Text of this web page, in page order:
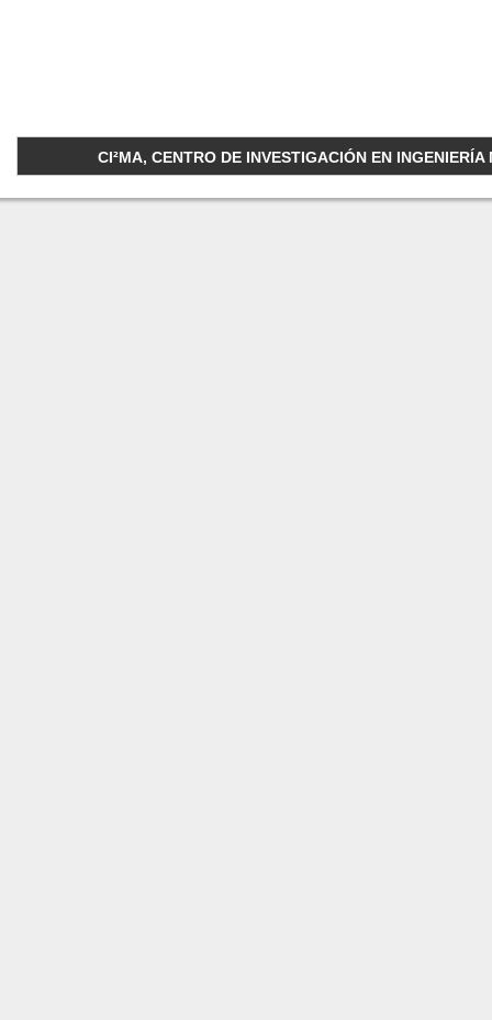
CI²MA, CENTRO DE INVESTIGACIÓN EN